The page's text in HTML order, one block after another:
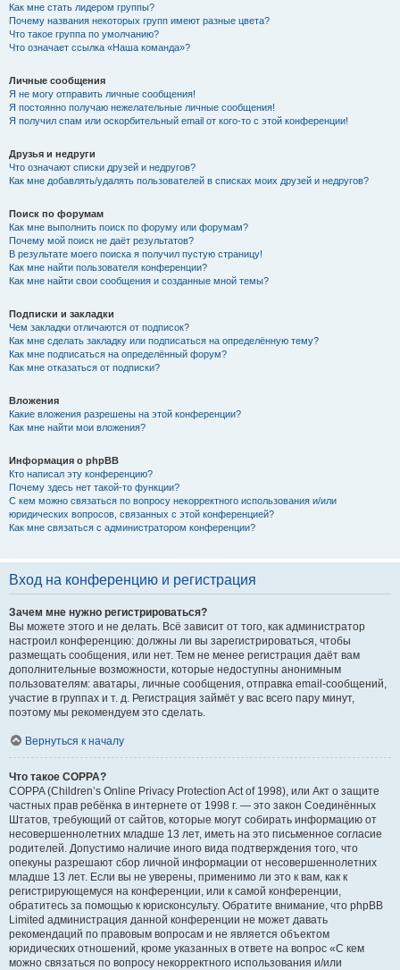
Как мне стать лидером группы?
Почему названия некоторых групп имеют разные цвета?
Что такое группа по умолчанию?
Что означает ссылка «Наша команда»?
Личные сообщения
Я не могу отправить личные сообщения!
Я постоянно получаю нежелательные личные сообщения!
Я получил спам или оскорбительный email от кого-то с этой конференции!
Друзья и недруги
Что означают списки друзей и недругов?
Как мне добавлять/удалять пользователей в списках моих друзей и недругов?
Поиск по форумам
Как мне выполнить поиск по форуму или форумам?
Почему мой поиск не даёт результатов?
В результате моего поиска я получил пустую страницу!
Как мне найти пользователя конференции?
Как мне найти свои сообщения и созданные мной темы?
Подписки и закладки
Чем закладки отличаются от подписок?
Как мне сделать закладку или подписаться на определённую тему?
Как мне подписаться на определённый форум?
Как мне отказаться от подписки?
Вложения
Какие вложения разрешены на этой конференции?
Как мне найти мои вложения?
Информация о phpBB
Кто написал эту конференцию?
Почему здесь нет такой-то функции?
С кем можно связаться по вопросу некорректного использования и/или
юридических вопросов, связанных с этой конференцией?
Как мне связаться с администратором конференции?
Вход на конференцию и регистрация
Зачем мне нужно регистрироваться?
Вы можете этого и не делать. Всё зависит от того, как администратор
настроил конференцию: должны ли вы зарегистрироваться, чтобы
размещать сообщения, или нет. Тем не менее регистрация даёт вам
дополнительные возможности, которые недоступны анонимным
пользователям: аватары, личные сообщения, отправка email-сообщений,
участие в группах и т. д. Регистрация займёт у вас всего пару минут,
поэтому мы рекомендуем это сделать.
Вернуться к началу
Что такое COPPA?
COPPA (Children’s Online Privacy Protection Act of 1998), или Акт о защите
частных прав ребёнка в интернете от 1998 г. — это закон Соединённых
Штатов, требующий от сайтов, которые могут собирать информацию от
несовершеннолетних младше 13 лет, иметь на это письменное согласие
родителей. Допустимо наличие иного вида подтверждения того, что
опекуны разрешают сбор личной информации от несовершеннолетних
младше 13 лет. Если вы не уверены, применимо ли это к вам, как к
регистрирующемуся на конференции, или к самой конференции,
обратитесь за помощью к юрисконсульту. Обратите внимание, что phpBB
Limited администрация данной конференции не может давать
рекомендаций по правовым вопросам и не является объектом
юридических отношений, кроме указанных в ответе на вопрос «С кем
можно связаться по вопросу некорректного использования и/или